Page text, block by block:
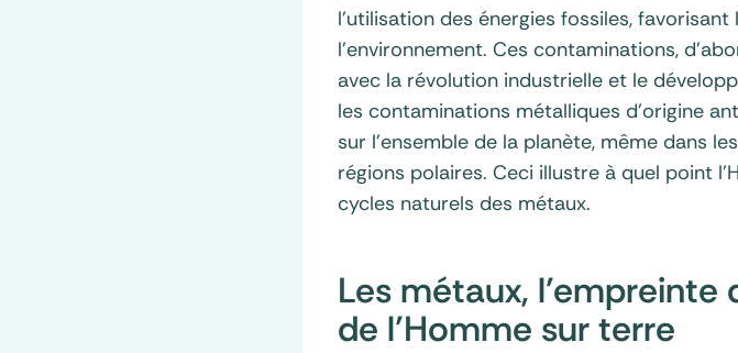
l’utilisation des énergies fossiles,
l’environnement. Ces contaminations,
avec la révolution industrielle et le
les contaminations métalliques d’origine
sur l’ensemble de la planète, même dans
régions polaires. Ceci illustre à quel point
cycles naturels des métaux.
Les métaux,
de l’Homme sur terre